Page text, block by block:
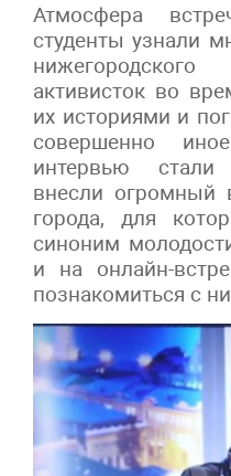
Атмосфера
студенты узнали
активисток во
их историями и
совершенно
интервью
внесли огромный
города, для
синоним
и на онлайн-
познакомиться с